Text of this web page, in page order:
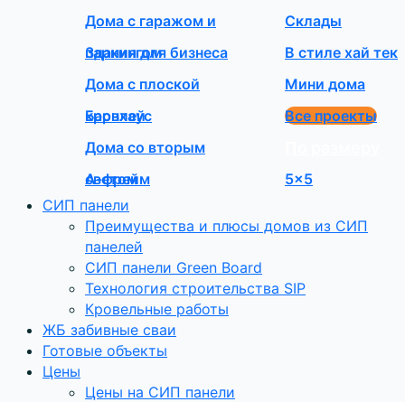
Дома с гаражом и
паркингом
Здания для бизнеса
Дома с плоской
кровлей
Барнхаус
Дома со вторым
светом
А-фрейм
Склады
В стиле хай тек
Мини дома
Все проекты
5×5
СИП панели
Преимущества и плюсы домов из СИП
панелей
СИП панели Green Board
Технология строительства SIP
Кровельные работы
ЖБ забивные сваи
Готовые объекты
Цены
Цены на СИП панели